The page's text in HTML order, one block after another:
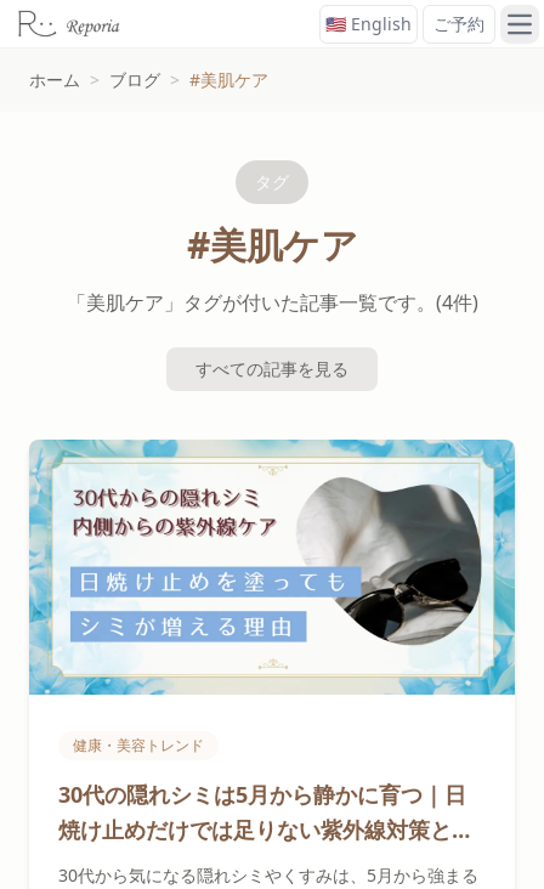
🇺🇸 English ご予約 メ
ホーム > ブログ > #美肌ケア
タグ
#美肌ケア
「美肌ケア」タグが付いた記事一覧です。(4件)
すべての記事を見る
#美肌ケアタグの記事一覧
健康・美容トレンド
30代の隠れシミは5月から静かに育つ｜日
焼け止めだけでは足りない紫外線対策と血
流・内側ケアで肝斑予防
30代から気になる隠れシミやくすみは、5月から強まる